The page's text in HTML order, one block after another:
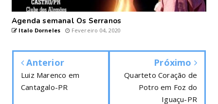
Agenda semanal Os Serranos
Italo Dorneles Fevereiro 04, 2020
Anterior
Luiz Marenco em
Cantagalo-PR
Próximo
Quarteto Coração de
Potro em Foz do
Iguaçu-PR